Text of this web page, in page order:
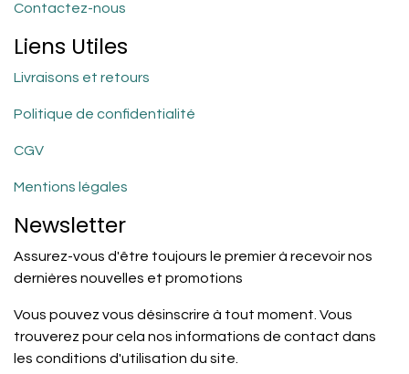
Contactez-nous
Liens Utiles
Livraisons et retours
Politique de confidentialité
CGV
Mentions légales
Newsletter
Assurez-vous d'être toujours le premier à recevoir nos
dernières nouvelles et promotions
Vous pouvez vous désinscrire à tout moment. Vous
trouverez pour cela nos informations de contact dans
les conditions d'utilisation du site.